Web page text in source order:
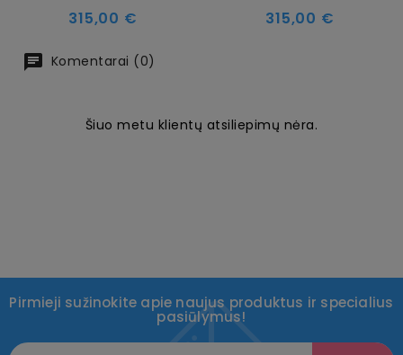
Kaina
315,00 € Kaina
315,00 €
Komentarai (0)
Šiuo metu klientų atsiliepimų nėra.
Pirmieji sužinokite apie naujus produktus ir specialius
pasiūlymus!